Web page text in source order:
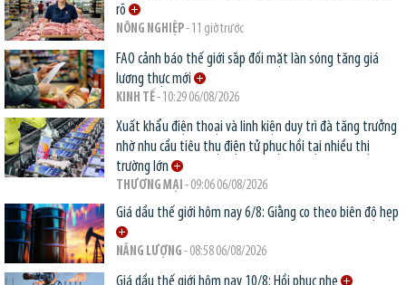
rõ
NÔNG NGHIỆP- 11 giờ trước
FAO cảnh báo thế giới sắp đối mặt làn sóng tăng giá
lương thực mới
KINH TẾ- 10:29 06/08/2026
Xuất khẩu điện thoại và linh kiện duy trì đà tăng trưởng
nhờ nhu cầu tiêu thụ điện tử phục hồi tại nhiều thị
trường lớn
THƯƠNG MẠI - 09:06 06/08/2026
Giá dầu thế giới hôm nay 6/8: Giằng co theo biên độ hẹp
NĂNG LƯỢNG - 08:58 06/08/2026